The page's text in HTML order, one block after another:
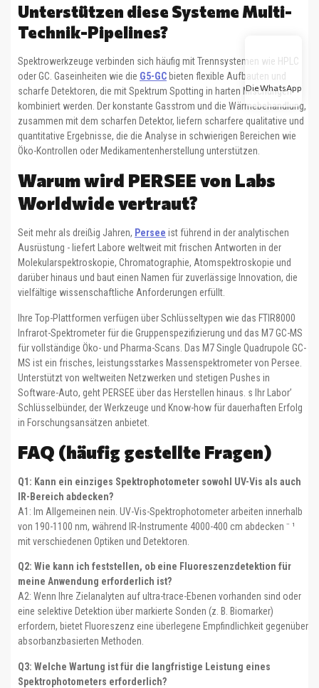
Unterstützen diese Systeme Multi-
Technik-Pipelines?
Spektrowerkzeuge verbinden sich häufig mit Trennsystemen wie HPLC
oder GC. Gaseinheiten wie die G5-GC bieten flexible Aufbauten und
scharfe Detektoren, die mit Spektrum Spotting in harten Mischungen
kombiniert werden. Der konstante Gasstrom und die Wärmebehandlung,
zusammen mit dem scharfen Detektor, liefern scharfere qualitative und
quantitative Ergebnisse, die die Analyse in schwierigen Bereichen wie
Öko-Kontrollen oder Medikamentenherstellung unterstützen.
Warum wird PERSEE von Labs
Worldwide vertraut?
Seit mehr als dreißig Jahren, Persee ist führend in der analytischen
Ausrüstung - liefert Labore weltweit mit frischen Antworten in der
Molekularspektroskopie, Chromatographie, Atomspektroskopie und
darüber hinaus und baut einen Namen für zuverlässige Innovation, die
vielfältige wissenschaftliche Anforderungen erfüllt.
Ihre Top-Plattformen verfügen über Schlüsseltypen wie das FTIR8000
Infrarot-Spektrometer für die Gruppenspezifizierung und das M7 GC-MS
für vollständige Öko- und Pharma-Scans. Das M7 Single Quadrupole GC-
MS ist ein frisches, leistungsstarkes Massenspektrometer von Persee.
Unterstützt von weltweiten Netzwerken und stetigen Pushes in
Software-Auto, geht PERSEE über das Herstellen hinaus. s Ihr Labor’
Schlüsselbünder, der Werkzeuge und Know-how für dauerhaften Erfolg
in Forschungsansätzen anbietet.
FAQ (häufig gestellte Fragen)
Q1: Kann ein einziges Spektrophotometer sowohl UV-Vis als auch
IR-Bereich abdecken?
A1: Im Allgemeinen nein. UV-Vis-Spektrophotometer arbeiten innerhalb
von 190-1100 nm, während IR-Instrumente 4000-400 cm abdecken ⁻ ¹
mit verschiedenen Optiken und Detektoren.
Q2: Wie kann ich feststellen, ob eine Fluoreszenzdetektion für
meine Anwendung erforderlich ist?
A2: Wenn Ihre Zielanalyten auf ultra-trace-Ebenen vorhanden sind oder
eine selektive Detektion über markierte Sonden (z. B. Biomarker)
erfordern, bietet Fluoreszenz eine überlegene Empfindlichkeit gegenüber
absorbanzbasierten Methoden.
Q3: Welche Wartung ist für die langfristige Leistung eines
Spektrophotometers erforderlich?
Die WhatsApp